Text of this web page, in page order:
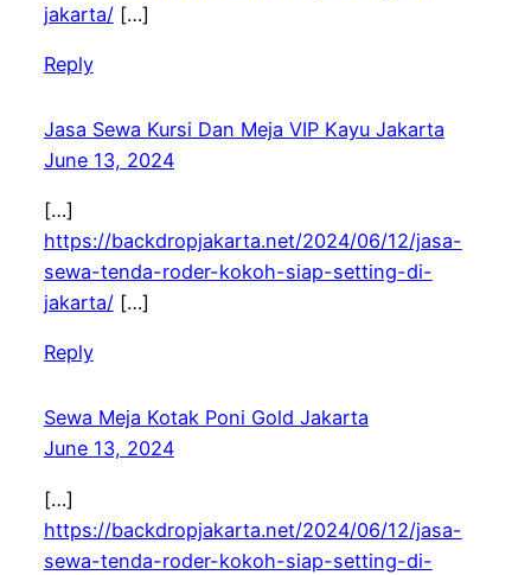
jakarta/[…]
Reply
Jasa Sewa Kursi Dan Meja VIP Kayu Jakarta
June 13, 2024
[…]
https://backdropjakarta.net/2024/06/12/jasa-
sewa-tenda-roder-kokoh-siap-setting-di-
jakarta/[…]
Reply
Sewa Meja Kotak Poni Gold Jakarta
June 13, 2024
[…]
https://backdropjakarta.net/2024/06/12/jasa-
sewa-tenda-roder-kokoh-siap-setting-di-